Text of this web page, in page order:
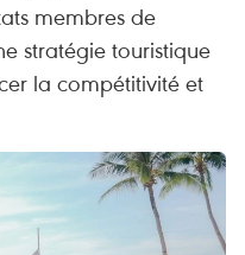
membres de
stratégie touristique
la compétitivité et